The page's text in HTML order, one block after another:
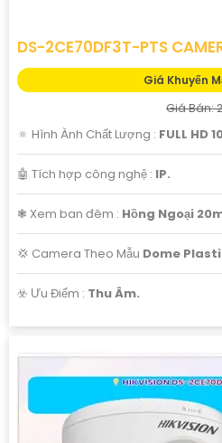
DS-2CE70DF3T-PTS
Giá Khuyến
Giá Bán:
🔅 Hình Ành Chất Lượng : FULL HD
🤖️ Tích hợp công nghệ : IP.
❃ Xem ban đêm : Hồng Ngoại
💢 Camera Theo Mẫu Dome
️☣️ Ưu Điểm : Thu Âm.